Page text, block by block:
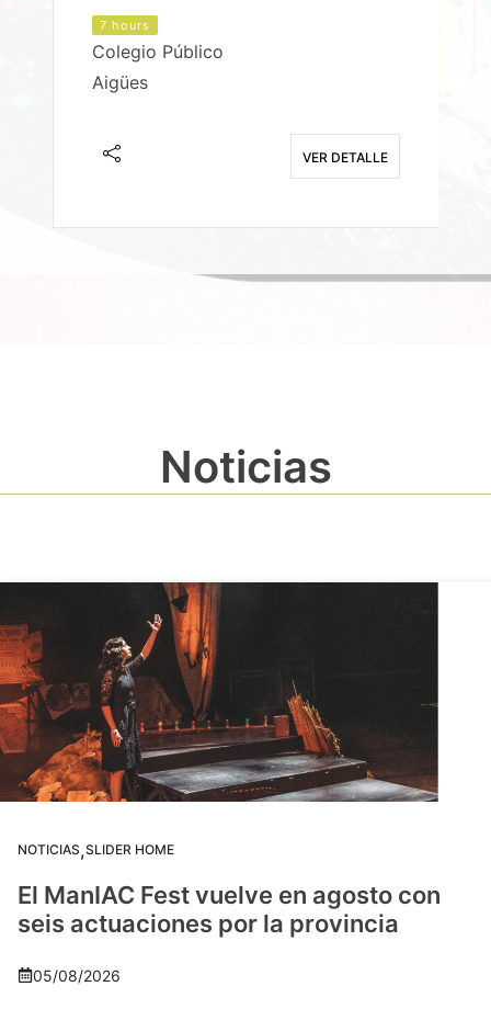
7 hours
Colegio Público
Aigües
VER DETALLE
Noticias
NOTICIAS,SLIDER HOME
El ManIAC Fest vuelve en agosto con
seis actuaciones por la provincia
05/08/2026